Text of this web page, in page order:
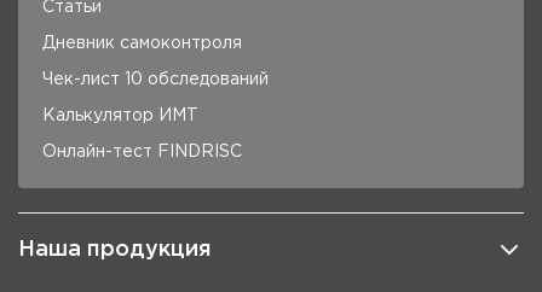
Статьи
Дневник самоконтроля
Чек-лист 10 обследований
Калькулятор ИМТ
Онлайн-тест FINDRISC
Наша продукция